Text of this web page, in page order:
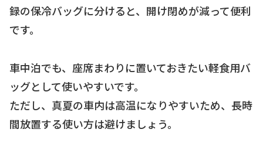
録の保冷バッグに分けると、開け閉めが減って便利
です。
車中泊でも、座席まわりに置いておきたい軽食用バ
ッグとして使いやすいです。
ただし、真夏の車内は高温になりやすいため、長時
間放置する使い方は避けましょう。